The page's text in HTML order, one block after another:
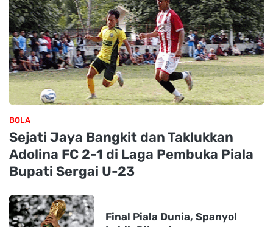
BOLA
Sejati Jaya Bangkit dan Taklukkan
Adolina FC 2-1 di Laga Pembuka Piala
Bupati Sergai U-23
Final Piala Dunia, Spanyol